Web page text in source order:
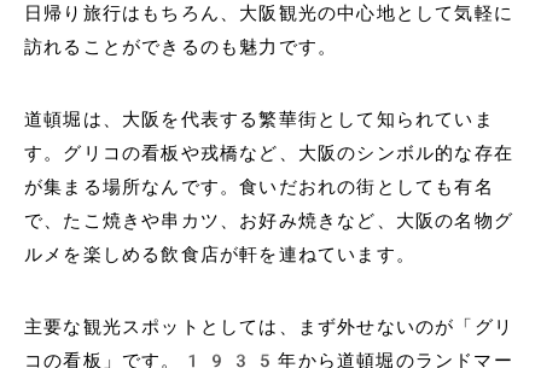
日帰り旅行はもちろん、大阪観光の中心地として気軽に
訪れることができるのも魅力です。
道頓堀は、大阪を代表する繁華街として知られていま
す。グリコの看板や戎橋など、大阪のシンボル的な存在
が集まる場所なんです。食いだおれの街としても有名
で、たこ焼きや串カツ、お好み焼きなど、大阪の名物グ
ルメを楽しめる飲食店が軒を連ねています。
主要な観光スポットとしては、まず外せないのが「グリ
コの看板」です。1935年から道頓堀のランドマー